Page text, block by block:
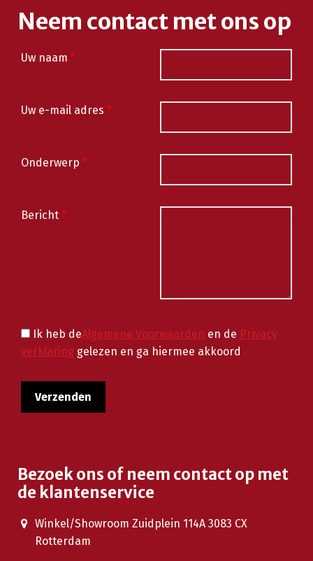
Neem contact met ons op
Uw naam *
Uw e-mail adres *
Onderwerp *
Bericht *
Ik heb deAlgemene Voorwaarden en de Privacy
verklaring gelezen en ga hiermee akkoord
Bezoek ons of neem contact op met
de klantenservice
Winkel/Showroom Zuidplein 114A 3083 CX
Rotterdam